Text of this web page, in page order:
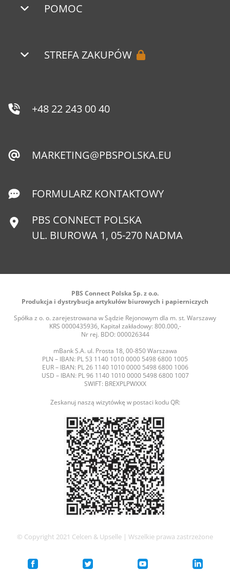
POMOC
STREFA ZAKUPÓW
+48 22 243 00 40
MARKETING@PBSPOLSKA.EU
FORMULARZ KONTAKTOWY
PBS CONNECT POLSKA
UL. BIUROWA 1, 05-270 NADMA
PBS Connect Polska Sp. z o.o.
Produkcja i dystrybucja artykułów biurowych i papierniczych
Spółka z o. o. zarejestrowana w Sądzie Rejonowym dla m. st. Warszawy
KRS 0000435936, Kapitał zakładowy: 800.000,-
Nr rej. BDO: 000026344
mBank S.A. ul. Prosta 18, 00-850 Warszawa
PLN – IBAN: PL 53 1140 1010 0000 5498 6800 1005
EUR – IBAN: PL 26 1140 1010 0000 5498 6800 1006
USD – IBAN: PL 96 1140 1010 0000 5498 6800 1007
SWIFT: BREXPLPWXXX
Zeskanuj naszą wizytówkę w postaci kodu QR:
© Copyright 2021 Celcen & Upselle | Wszelkie prawa zastrzeżone